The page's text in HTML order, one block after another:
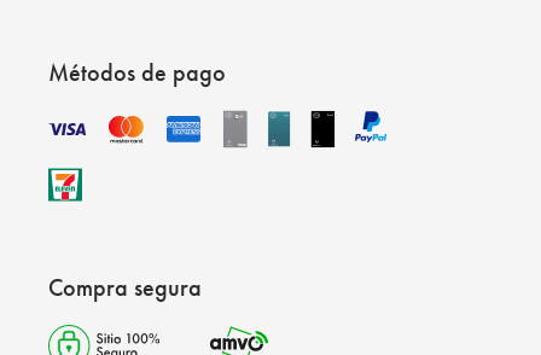
Métodos de pago
Compra segura